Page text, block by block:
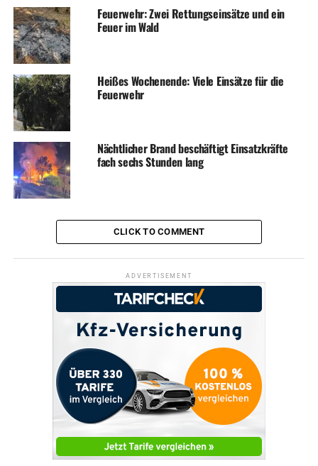
Feuerwehr: Zwei Rettungseinsätze und ein
Feuer im Wald
Heißes Wochenende: Viele Einsätze für die
Feuerwehr
Nächtlicher Brand beschäftigt Einsatzkräfte
fach sechs Stunden lang
CLICK TO COMMENT
ADVERTISEMENT